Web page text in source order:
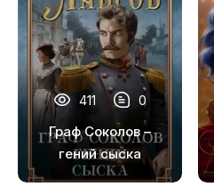
411 0
Граф Соколов –
гений сыска